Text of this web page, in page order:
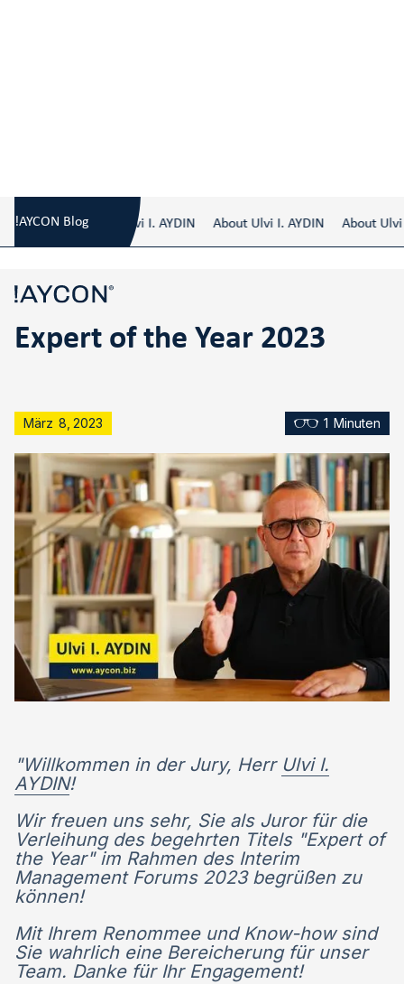
!AYCON BlogAbout Ulvi I. AYDIN About Ulvi I. AYDIN About Ulvi
Expert of the Year 2023
März 8 2023 1 Minuten
"Willkommen in der Jury, Herr Ulvi I.
AYDIN!
Wir freuen uns sehr, Sie als Juror für die
Verleihung des begehrten Titels "Expert of
the Year" im Rahmen des Interim
Management Forums 2023 begrüßen zu
können!
Mit Ihrem Renommee und Know-how sind
Sie wahrlich eine Bereicherung für unser
Team. Danke für Ihr Engagement!